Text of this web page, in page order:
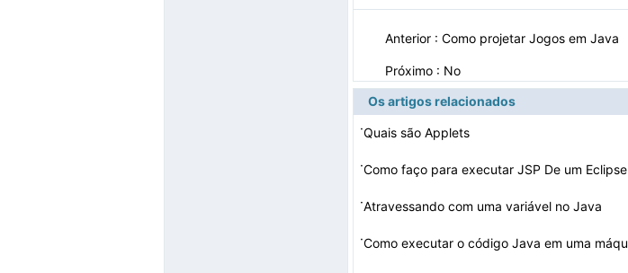
Anterior : Como projetar Jogos em Java
Próximo : No
Os artigos relacionados
·Quais são Applets
·Como faço para executar JSP De um Eclipse
·Atravessando com uma variável no Java
·